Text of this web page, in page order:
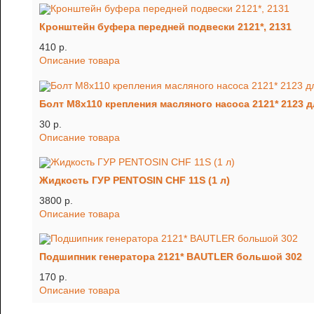
Кронштейн буфера передней подвески 2121*, 2131
410 p.
Описание товара
Болт М8х110 крепления масляного насоса 2121* 2123
30 p.
Описание товара
Жидкость ГУР PENTOSIN CHF 11S (1 л)
3800 p.
Описание товара
Подшипник генератора 2121* BAUTLER большой 302
170 p.
Описание товара